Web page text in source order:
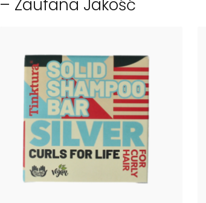
– Zaufana Jakość